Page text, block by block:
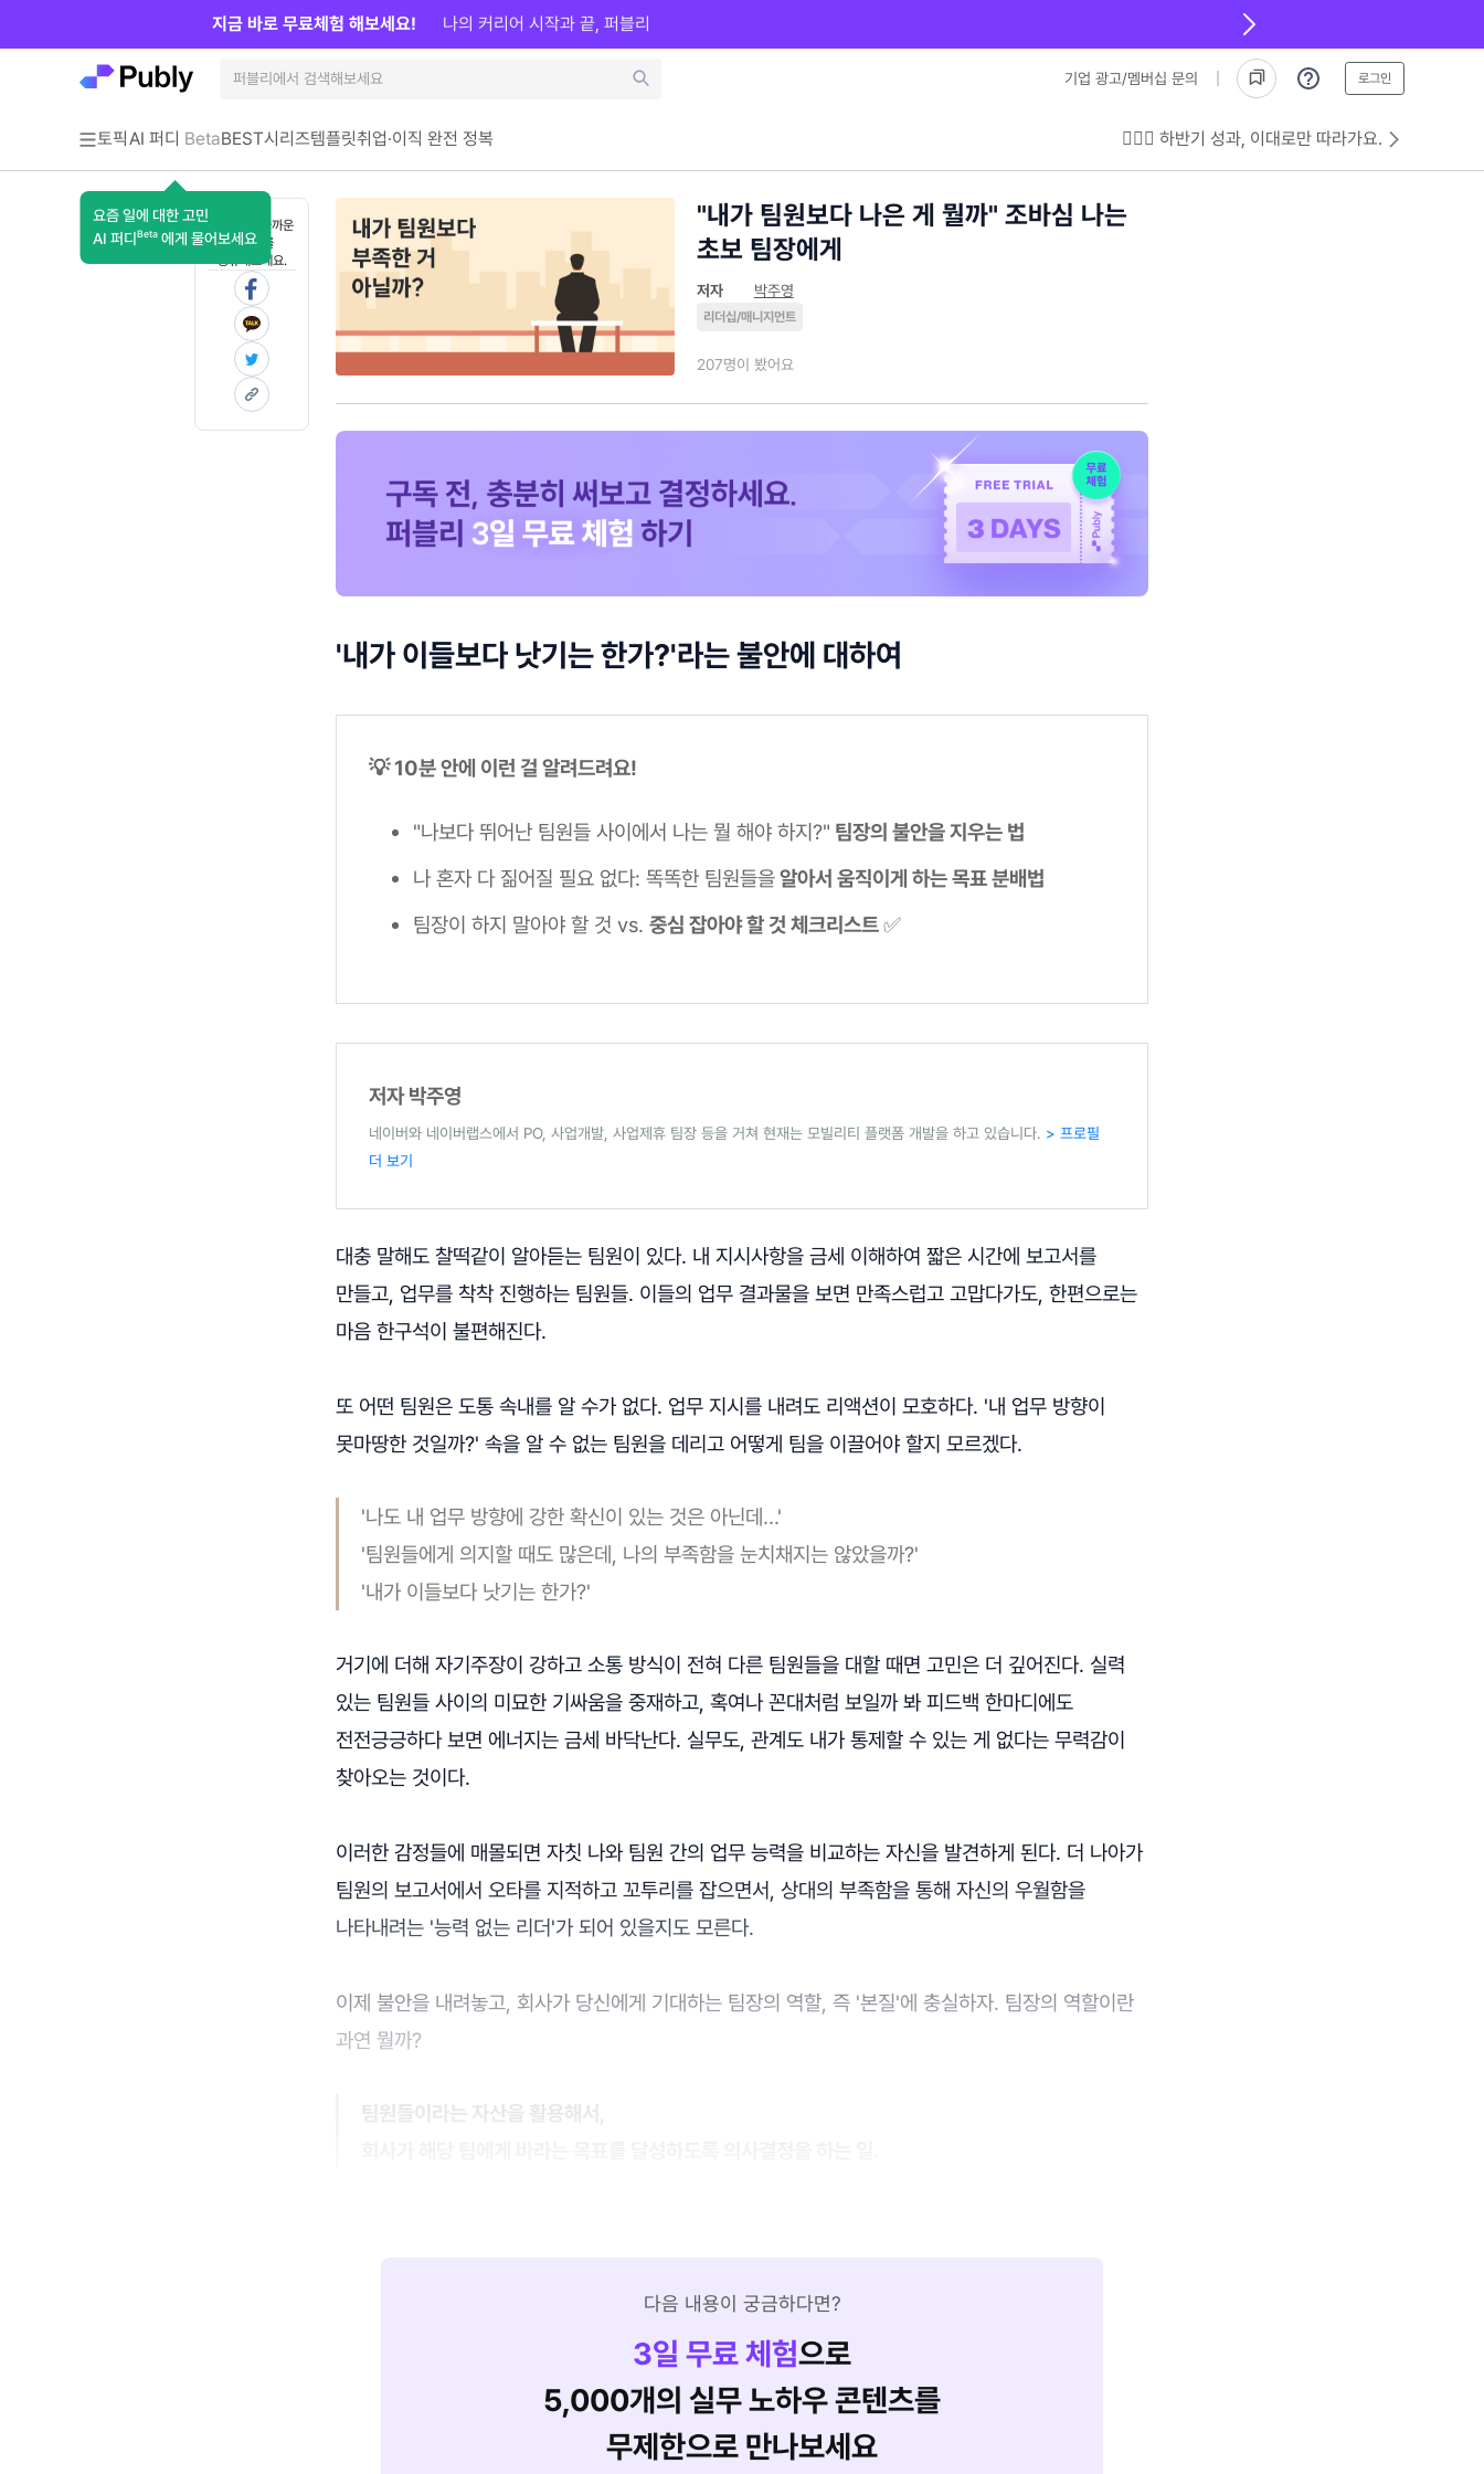
기업 광고/멤버십 문의 로그인
토픽AI 퍼디 Beta
요즘 일에 대한 고민
AI 퍼디 Beta 에게 물어보세요
BEST시리즈템플릿취업·이직 완전 정복 💁🏻‍♂️ 하반기 성과, 이대로만 따라가요.
지금 바로 무료체험 해보세요! 나의 커리어 시작과 끝, 퍼블리
혼자 보기 아까운
콘텐츠를
공유해보세요.
"내가 팀원보다 나은 게 뭘까" 조바심 나는
초보 팀장에게
저자 박주영
리더십/매니지먼트
207명이 봤어요
'내가 이들보다 낫기는 한가?'라는 불안에 대하여
💡 10분 안에 이런 걸 알려드려요!
"나보다 뛰어난 팀원들 사이에서 나는 뭘 해야 하지?" 팀장의 불안을 지우는 법
나 혼자 다 짊어질 필요 없다: 똑똑한 팀원들을알아서 움직이게 하는 목표 분배법
팀장이 하지 말아야 할 것 vs. 중심 잡아야 할 것 체크리스트✅
저자 박주영
네이버와 네이버랩스에서 PO, 사업개발, 사업제휴 팀장 등을 거쳐 현재는 모빌리티 플랫폼 개발을 하고 있습니다. > 프로필
더 보기
대충 말해도 찰떡같이 알아듣는 팀원이 있다. 내 지시사항을 금세 이해하여 짧은 시간에 보고서를
만들고, 업무를 착착 진행하는 팀원들. 이들의 업무 결과물을 보면 만족스럽고 고맙다가도, 한편으로는
마음 한구석이 불편해진다.
또 어떤 팀원은 도통 속내를 알 수가 없다. 업무 지시를 내려도 리액션이 모호하다. '내 업무 방향이
못마땅한 것일까?' 속을 알 수 없는 팀원을 데리고 어떻게 팀을 이끌어야 할지 모르겠다.
'나도 내 업무 방향에 강한 확신이 있는 것은 아닌데…'
'팀원들에게 의지할 때도 많은데, 나의 부족함을 눈치채지는 않았을까?'
'내가 이들보다 낫기는 한가?'
거기에 더해 자기주장이 강하고 소통 방식이 전혀 다른 팀원들을 대할 때면 고민은 더 깊어진다. 실력
있는 팀원들 사이의 미묘한 기싸움을 중재하고, 혹여나 꼰대처럼 보일까 봐 피드백 한마디에도
전전긍긍하다 보면 에너지는 금세 바닥난다. 실무도, 관계도 내가 통제할 수 있는 게 없다는 무력감이
찾아오는 것이다.
이러한 감정들에 매몰되면 자칫 나와 팀원 간의 업무 능력을 비교하는 자신을 발견하게 된다. 더 나아가
팀원의 보고서에서 오타를 지적하고 꼬투리를 잡으면서, 상대의 부족함을 통해 자신의 우월함을
나타내려는 '능력 없는 리더'가 되어 있을지도 모른다.
이제 불안을 내려놓고, 회사가 당신에게 기대하는 팀장의 역할, 즉 '본질'에 충실하자. 팀장의 역할이란
과연 뭘까?
팀원들이라는 자산을 활용해서,
다음 내용이 궁금하다면?
3일 무료 체험으로
5,000개의 실무 노하우 콘텐츠를
무제한으로 만나보세요